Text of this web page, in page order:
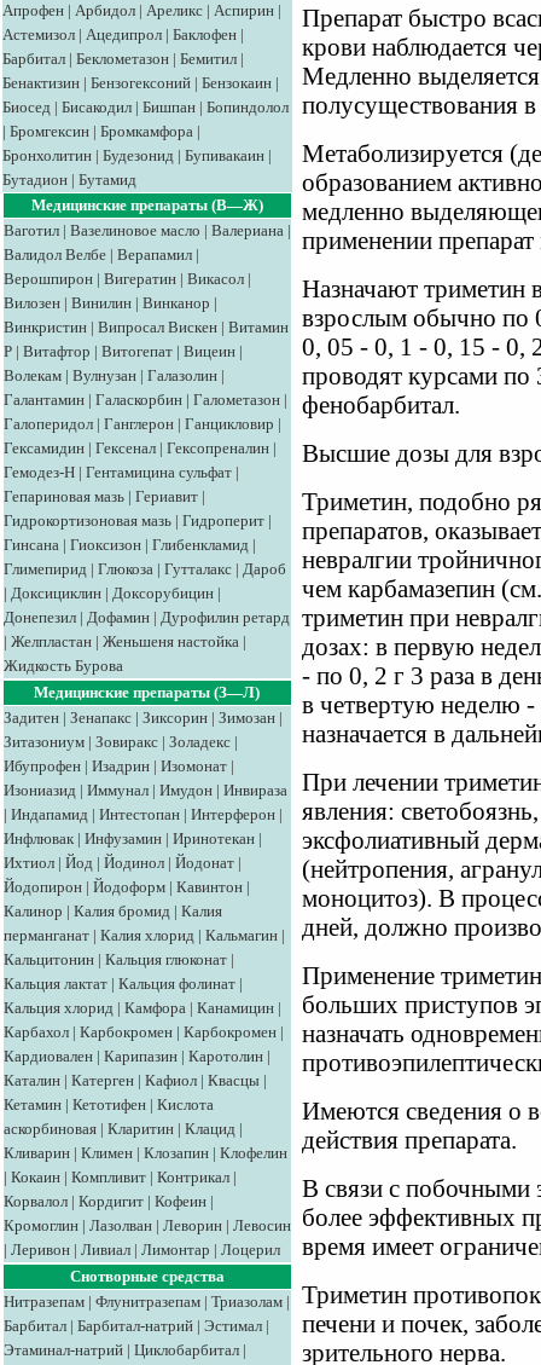
Апрофен | Арбидол | Ареликс | Аспирин |
Астемизол | Ацедипрол | Баклофен |
Барбитал | Беклометазон | Бемитил |
Бенактизин | Бензогексоний | Бензокаин |
Биосед | Бисакодил | Бишпан | Бопиндолол
| Бромгексин | Бромкамфора |
Бронхолитин | Будезонид | Бупивакаин |
Бутадион | Бутамид
Медицинские препараты (В—Ж)
Ваготил | Вазелиновое масло | Валериана |
Валидол Велбе | Верапамил |
Верошпирон | Вигератин | Викасол |
Вилозен | Винилин | Винканор |
Винкристин | Випросал Вискен | Витамин
Р | Витафтор | Витогепат | Вицеин |
Волекам | Вулнузан | Галазолин |
Галантамин | Галаскорбин | Галометазон |
Галоперидол | Ганглерон | Ганцикловир |
Гексамидин | Гексенал | Гексопреналин |
Гемодез-Н | Гентамицина сульфат |
Гепариновая мазь | Гериавит |
Гидрокортизоновая мазь | Гидроперит |
Гинсана | Гиоксизон | Глибенкламид |
Глимепирид | Глюкоза | Гутталакс | Дароб
| Доксициклин | Доксорубицин |
Донепезил | Дофамин | Дурофилин ретард
| Желпластан | Женьшеня настойка |
Жидкость Бурова
Медицинские препараты (З—Л)
Задитен | Зенапакс | Зиксорин | Зимозан |
Зитазониум | Зовиракс | Золадекс |
Ибупрофен | Изадрин | Изомонат |
Изониазид | Иммунал | Имудон | Инвираза
| Индапамид | Интестопан | Интерферон |
Инфлювак | Инфузамин | Иринотекан |
Ихтиол | Йод | Йодинол | Йодонат |
Йодопирон | Йодоформ | Кавинтон |
Калинор | Калия бромид | Калия
перманганат | Калия хлорид | Кальмагин |
Кальцитонин | Кальция глюконат |
Кальция лактат | Кальция фолинат |
Кальция хлорид | Камфора | Канамицин |
Карбахол | Карбокромен | Карбокромен |
Кардиовален | Карипазин | Каротолин |
Каталин | Катерген | Кафиол | Квасцы |
Кетамин | Кетотифен | Кислота
аскорбиновая | Кларитин | Клацид |
Кливарин | Климен | Клозапин | Клофелин
| Кокаин | Компливит | Контрикал |
Корвалол | Кордигит | Кофеин |
Кромоглин | Лазолван | Леворин | Левосин
| Леривон | Ливиал | Лимонтар | Лоцерил
Снотворные средства
Нитразепам | Флунитразепам | Триазолам |
Барбитал | Барбитал-натрий | Эстимал |
Этаминал-натрий | Циклобарбитал |
Препарат быстро
крови наблюдается
Медленно
полусуществования
Метаболизируется
образованием
медленно
применении препарат
Назначают триметин
взрослым обычно по
0, 05 - 0, 1 - 0, 15 - 0,
проводят курсами по
фенобарбитал.
Высшие дозы для
Триметин, подобно
препаратов,
невралгии
чем карбамазепин
триметин при
дозах: в первую
- по 0, 2 г 3 раза в
в четвертую неделю -
назначается в
При лечении
явления:
эксфолиативный
(нейтропения,
моноцитоз). В
дней, должно
Применение
больших приступов
назначать
Имеются сведения о
действия препарата.
В связи с побочными
более эффективных
время имеет
Триметин
печени и почек,
зрительного нерва.